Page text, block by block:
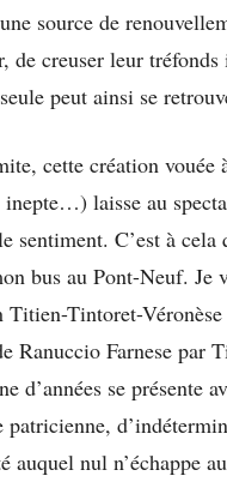
source de
de creuser leur
peut ainsi se
cette création vouée
inepte…) laisse au
sentiment. C’est à cela
bus au Pont-Neuf. Je
Titien-Tintoret-Véronèse
Ranuccio Farnese par
d’années se présente
patricienne,
auquel nul n’échappe